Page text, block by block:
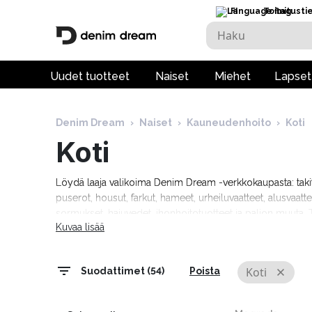
FI
Uudet tuotteet Naiset Miehet Lapset
Denim Dream › Naiset › Kauneudenhoito › Koti
Koti
Löydä laaja valikoima Denim Dream -verkkokaupasta:
puserot, housut, farkut, hameet, urheiluvaatteet,
Tommy Hilfiger, Calvin Klein, Camel Active, Denim
Kuvaa lisää
Suodattimet (54) Poista Koti